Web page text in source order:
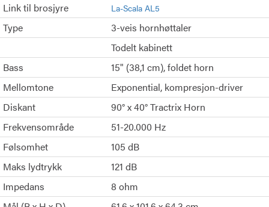
Link til brosjyre La-Scala AL5
Type
3-veis hornhøttaler
Todelt kabinett
Bass
15" (38,1 cm), foldet horn
Mellomtone
Exponential, kompresjon-driver
Diskant
90° x 40° Tractrix Horn
Frekvensområde
51-20.000 Hz
Følsomhet
105 dB
Maks lydtrykk
121 dB
Impedans
8 ohm